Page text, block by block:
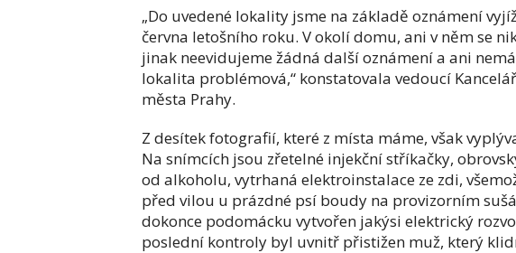
„Do uvedené lokality jsme na základě oznámení
června letošního roku. V okolí domu, ani v něm se
jinak neevidujeme žádná další oznámení a ani
lokalita problémová,“ konstatovala vedoucí
města Prahy.
Z desítek fotografií, které z místa máme, však
Na snímcích jsou zřetelné injekční stříkačky,
od alkoholu, vytrhaná elektroinstalace ze zdi,
před vilou u prázdné psí boudy na provizorním
dokonce podomácku vytvořen jakýsi elektrický
poslední kontroly byl uvnitř přistižen muž, který